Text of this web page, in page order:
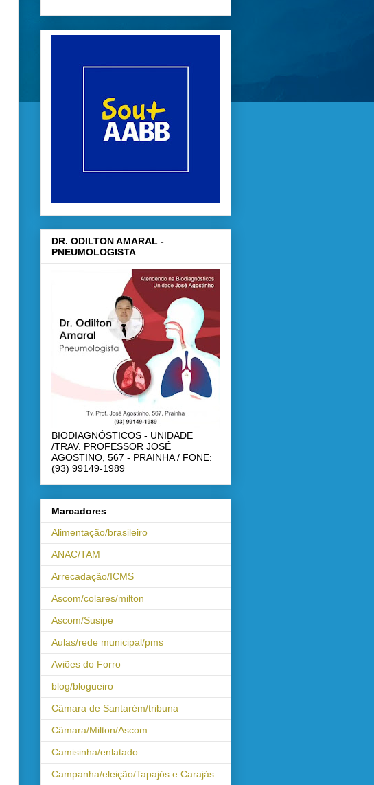
DR. ODILTON AMARAL -
PNEUMOLOGISTA
BIODIAGNÓSTICOS - UNIDADE
/TRAV. PROFESSOR JOSÉ
AGOSTINO, 567 - PRAINHA / FONE:
(93) 99149-1989
Marcadores
Alimentação/brasileiro
ANAC/TAM
Arrecadação/ICMS
Ascom/colares/milton
Ascom/Susipe
Aulas/rede municipal/pms
Aviões do Forro
blog/blogueiro
Câmara de Santarém/tribuna
Câmara/Milton/Ascom
Camisinha/enlatado
Campanha/eleição/Tapajós e Carajás